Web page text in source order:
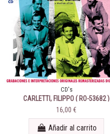
CD's
CARLETTI, FILIPPO ( RO-53682 )
16,00 €
Añadir al carrito